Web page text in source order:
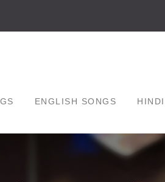
ENGLISH SONGS